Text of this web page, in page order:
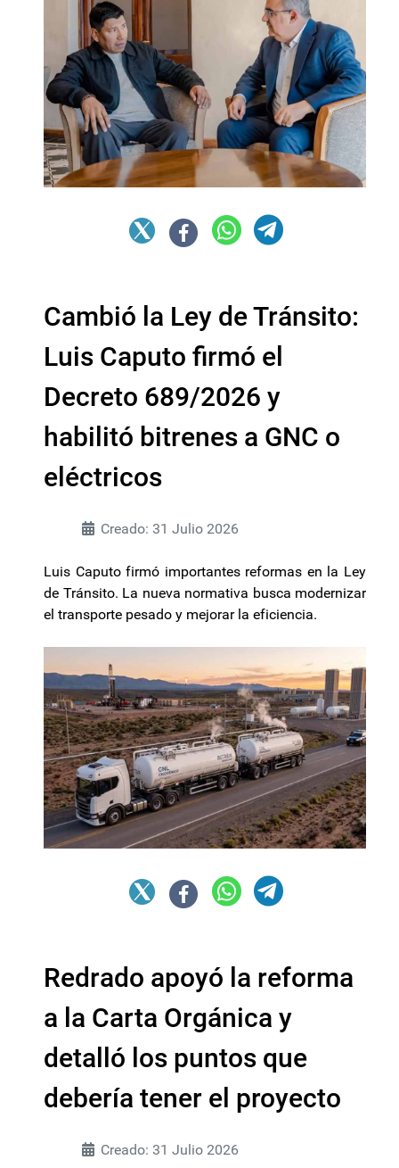
Cambió la Ley de Tránsito:
Luis Caputo firmó el
Decreto 689/2026 y
habilitó bitrenes a GNC o
eléctricos
Creado: 31 Julio 2026
Luis Caputo firmó importantes reformas en la Ley
de Tránsito. La nueva normativa busca modernizar
el transporte pesado y mejorar la eficiencia.
Redrado apoyó la reforma
a la Carta Orgánica y
detalló los puntos que
debería tener el proyecto
Creado: 31 Julio 2026